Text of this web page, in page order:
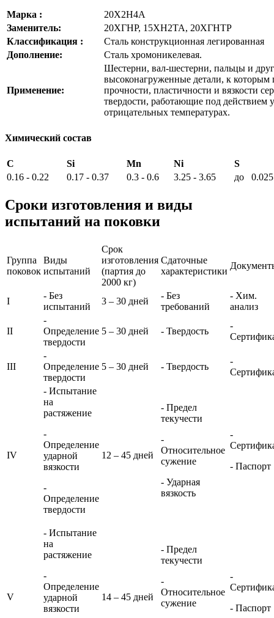
Марка :
20Х2Н4А
Заменитель:
20ХГНР, 15ХН2ТА, 20ХГНТР
Классификация :
Сталь конструкционная легированная
Дополнение:
Сталь хромоникелевая.
Применение:
Шестерни, вал-шестерни, пальцы и
высоконагруженные детали, к которым
прочности, пластичности и вязкости
твердости, работающие под действием
отрицательных температурах.
Химический состав
C Si Mn Ni
S
0.16 - 0.22
0.17 - 0.37 0.3 - 0.6 3.25 - 3.65 до 0.025
Сроки изготовления и виды
испытаний на поковки
Группа
поковок
Виды
испытаний
Срок
изготовления
(партия до
2000 кг)
Сдаточные
характеристики
I
- Без
испытаний
3 – 30 дней
- Без
требований
- Хим.
анализ
II
-
Определение
твердости
5 – 30 дней - Твердость
-
III
-
Определение
твердости
5 – 30 дней - Твердость
-
IV
- Испытание
на
растяжение
-
Определение
ударной
вязкости
-
Определение
твердости
12 – 45 дней
- Предел
текучести
-
Относительное
сужение
- Ударная
вязкость
-
- Паспорт
V
- Испытание
на
растяжение
-
Определение
ударной
вязкости
14 – 45 дней
- Предел
текучести
-
Относительное
сужение
-
- Паспорт